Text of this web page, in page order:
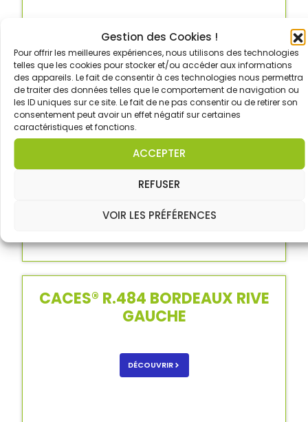
Gestion des Cookies !
Pour offrir les meilleures expériences, nous utilisons des technologies
telles que les cookies pour stocker et/ou accéder aux informations
des appareils. Le fait de consentir à ces technologies nous permettra
de traiter des données telles que le comportement de navigation ou
les ID uniques sur ce site. Le fait de ne pas consentir ou de retirer son
consentement peut avoir un effet négatif sur certaines
caractéristiques et fonctions.
ACCEPTER
REFUSER
VOIR LES PRÉFÉRENCES
CACES® R.484 BORDEAUX RIVE
GAUCHE
DÉCOUVRIR